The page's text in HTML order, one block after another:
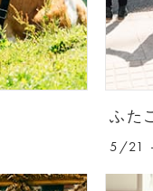
ふた
5/21